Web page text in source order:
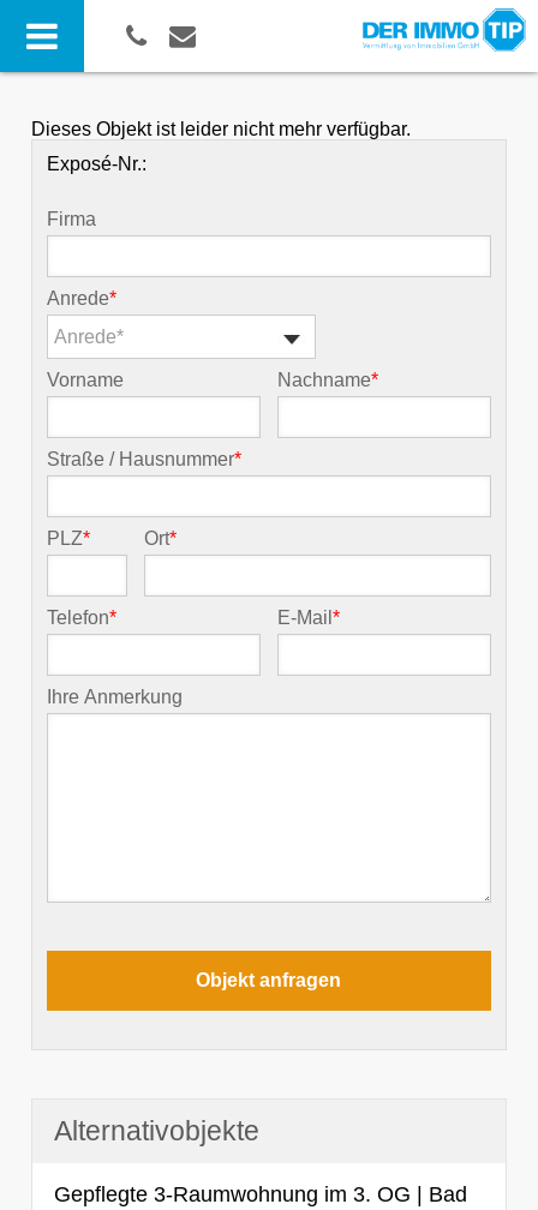
Dieses Objekt ist leider nicht mehr verfügbar.
Exposé-Nr.:
Firma
Anrede*
Anrede*
Vorname Nachname*
Straße / Hausnummer*
PLZ* Ort*
Telefon* E-Mail*
Ihre Anmerkung
Alternativobjekte
Gepflegte 3-Raumwohnung im 3. OG | Bad